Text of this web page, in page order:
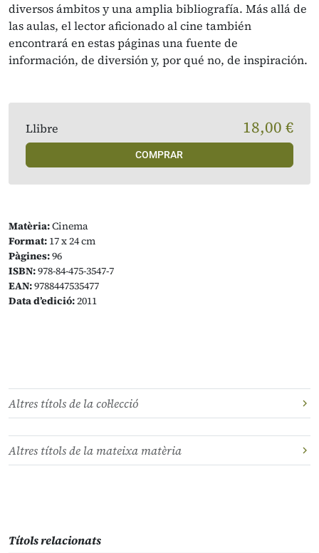
diversos ámbitos y una amplia bibliografía. Más allá de
las aulas, el lector aficionado al cine también
encontrará en estas páginas una fuente de
información, de diversión y, por qué no, de inspiración.
Matèria:Cinema
Format: 17 x 24 cm
Pàgines:96
ISBN:978-84-475-3547-7
EAN:9788447535477
Data d’edició:2011
Llibre 18,00 €
COMPRAR
Altres títols de la col·lecció
Altres títols de la mateixa matèria
Títols relacionats